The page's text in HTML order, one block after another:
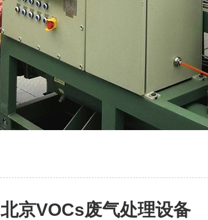
北京VOCs废气处理设备